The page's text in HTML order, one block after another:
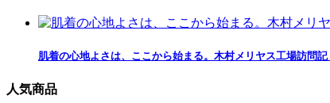
肌着の心地よさは、ここから始まる。木村メリヤス工場訪問
人気商品